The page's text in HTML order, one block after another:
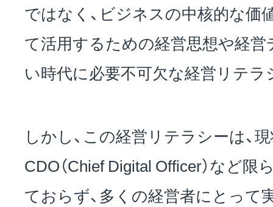
ではなく、ビジネスの中核的な価
て活用するための経営思想や経営
い時代に必要不可欠な経営リテラ
しかし、この経営リテラシーは、
CDO（Chief Digital Officer）など
ておらず、多くの経営者にとって